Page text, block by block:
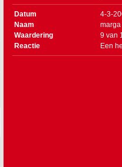
Datum
4-3-
Naam
marga
Waardering
9 van
Reactie
Een